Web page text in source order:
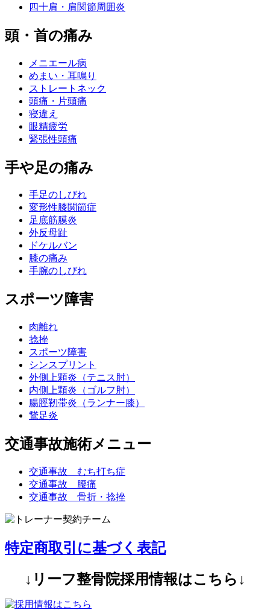
四十肩・肩関節周囲炎
頭・首の痛み
メニエール病
めまい・耳鳴り
ストレートネック
頭痛・片頭痛
寝違え
眼精疲労
緊張性頭痛
手や足の痛み
手足のしびれ
変形性膝関節症
足底筋膜炎
外反母趾
ドケルバン
膝の痛み
手腕のしびれ
スポーツ障害
肉離れ
捻挫
スポーツ障害
シンスプリント
外側上顆炎（テニス肘）
内側上顆炎（ゴルフ肘）
腸脛靭帯炎（ランナー膝）
鵞足炎
交通事故施術メニュー
交通事故 むち打ち症
交通事故 腰痛
交通事故 骨折・捻挫
特定商取引に基づく表記
↓リーフ整骨院採用情報はこちら↓